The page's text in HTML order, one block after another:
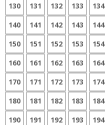
130
131 132 133 134
140
141 142 143 144
150
151 152 153 154
160
161 162 163 164
170
171 172 173 174
180
181 182 183 184
190
191 192 193 194